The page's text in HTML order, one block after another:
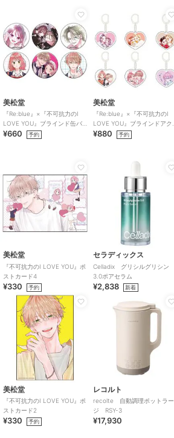
美松堂
『Re:blue』×『不可抗力のI
LOVE YOU』ブラインド缶バ
ッジ（全6種）
¥660 予約
美松堂
『Re:blue』×『不可抗力のI
LOVE YOU』ブラインドアク
リルキーホルダー（全6種）
¥880 予約
美松堂
『不可抗力のI LOVE YOU』ポ
ストカード4
¥330 予約
セラディックス
Celladix グリシルグリシン
3.0ポアセラム
¥2,838 新着
美松堂
『不可抗力のI LOVE YOU』ポ
ストカード2
¥330 予約
レコルト
recolte 自動調理ポットラー
ジ RSY-3
¥17,930